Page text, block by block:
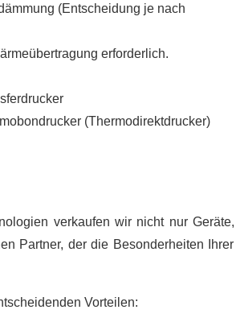
(Entscheidung je nach
erforderlich.
(Thermodirektdrucker)
verkaufen wir nicht nur
Partner, der die Besonderheiten
Vorteilen: